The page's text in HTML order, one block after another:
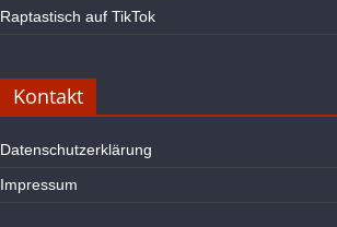
Raptastisch auf TikTok
Kontakt
Datenschutzerklärung
Impressum